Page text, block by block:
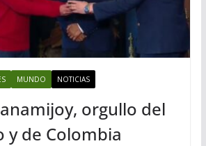
MUNDO NOTICIAS
orgullo del
y de Colombia